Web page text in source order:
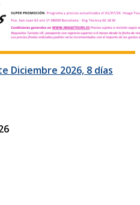
Diciembre 2026, 8 días